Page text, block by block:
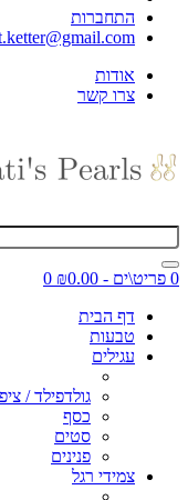
התחברות
אודות
צרו קשר
0 פריט\ים - ₪0.00
0
דף הבית
טבעות
עגילים
גולדפילד / ציפוי
כסף
סטים
פנינים
צמידי רגל